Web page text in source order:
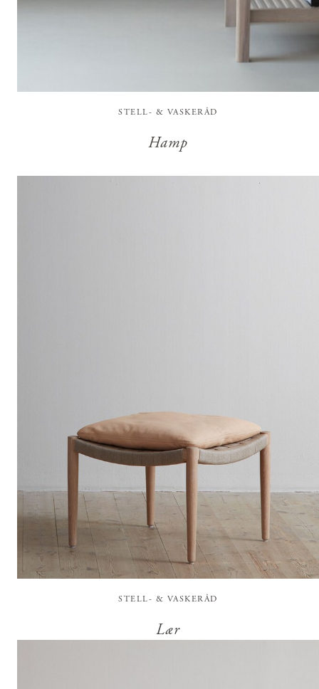
STELL- & VASKERÅD
Hamp
STELL- & VASKERÅD
Lær